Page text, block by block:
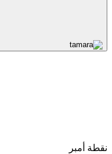
نقطة أمبر